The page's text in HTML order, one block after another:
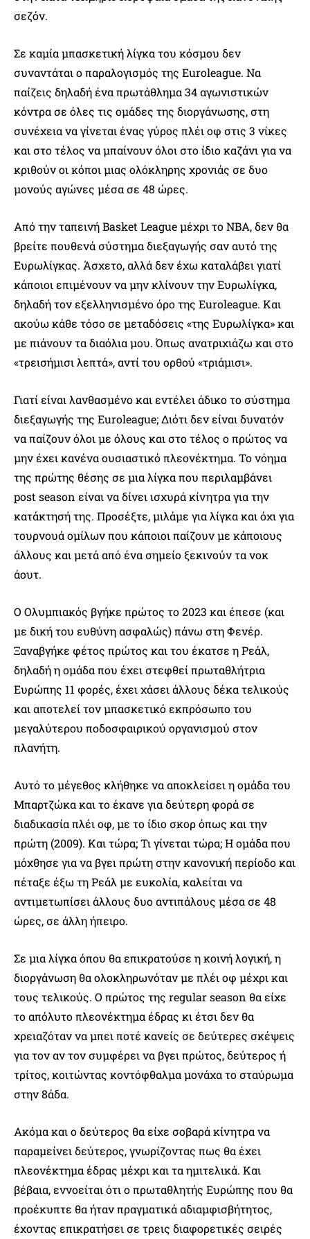
σεζόν.
Σε καμία μπασκετική λίγκα του κόσμου δεν
συναντάται ο παραλογισμός της Euroleague. Να
παίζεις δηλαδή ένα πρωτάθλημα 34 αγωνιστικών
κόντρα σε όλες τις ομάδες της διοργάνωσης, στη
συνέχεια να γίνεται ένας γύρος πλέι οφ στις 3 νίκες
και στο τέλος να μπαίνουν όλοι στο ίδιο καζάνι για να
κριθούν οι κόποι μιας ολόκληρης χρονιάς σε δυο
μονούς αγώνες μέσα σε 48 ώρες.
Από την ταπεινή Basket League μέχρι το NBA, δεν θα
βρείτε πουθενά σύστημα διεξαγωγής σαν αυτό της
Ευρωλίγκας. Άσχετο, αλλά δεν έχω καταλάβει γιατί
κάποιοι επιμένουν να μην κλίνουν την Ευρωλίγκα,
δηλαδή τον εξελληνισμένο όρο της Euroleague. Και
ακούω κάθε τόσο σε μεταδόσεις «της Ευρωλίγκα» και
με πιάνουν τα διαόλια μου. Όπως ανατριχιάζω και στο
«τρεισήμισι λεπτά», αντί του ορθού «τριάμισι».
Γιατί είναι λανθασμένο και εντέλει άδικο το σύστημα
διεξαγωγής της Euroleague; Διότι δεν είναι δυνατόν
να παίζουν όλοι με όλους και στο τέλος ο πρώτος να
μην έχει κανένα ουσιαστικό πλεονέκτημα. Το νόημα
της πρώτης θέσης σε μια λίγκα που περιλαμβάνει
post season είναι να δίνει ισχυρά κίνητρα για την
κατάκτησή της. Προσέξτε, μιλάμε για λίγκα και όχι για
τουρνουά ομίλων που κάποιοι παίζουν με κάποιους
άλλους και μετά από ένα σημείο ξεκινούν τα νοκ
άουτ.
Ο Ολυμπιακός βγήκε πρώτος το 2023 και έπεσε (και
με δική του ευθύνη ασφαλώς) πάνω στη Φενέρ.
Ξαναβγήκε φέτος πρώτος και του έκατσε η Ρεάλ,
δηλαδή η ομάδα που έχει στεφθεί πρωταθλήτρια
Ευρώπης 11 φορές, έχει χάσει άλλους δέκα τελικούς
και αποτελεί τον μπασκετικό εκπρόσωπο του
μεγαλύτερου ποδοσφαιρικού οργανισμού στον
πλανήτη.
Αυτό το μέγεθος κλήθηκε να αποκλείσει η ομάδα του
Μπαρτζώκα και το έκανε για δεύτερη φορά σε
διαδικασία πλέι οφ, με το ίδιο σκορ όπως και την
πρώτη (2009). Και τώρα; Τι γίνεται τώρα; Η ομάδα που
μόχθησε για να βγει πρώτη στην κανονική περίοδο και
πέταξε έξω τη Ρεάλ με ευκολία, καλείται να
αντιμετωπίσει άλλους δυο αντιπάλους μέσα σε 48
ώρες, σε άλλη ήπειρο.
Σε μια λίγκα όπου θα επικρατούσε η κοινή λογική, η
διοργάνωση θα ολοκληρωνόταν με πλέι οφ μέχρι και
τους τελικούς. Ο πρώτος της regular season θα είχε
το απόλυτο πλεονέκτημα έδρας κι έτσι δεν θα
χρειαζόταν να μπει ποτέ κανείς σε δεύτερες σκέψεις
για τον αν τον συμφέρει να βγει πρώτος, δεύτερος ή
τρίτος, κοιτώντας κοντόφθαλμα μονάχα το σταύρωμα
στην 8άδα.
Ακόμα και ο δεύτερος θα είχε σοβαρά κίνητρα να
παραμείνει δεύτερος, γνωρίζοντας πως θα έχει
πλεονέκτημα έδρας μέχρι και τα ημιτελικά. Και
βέβαια, εννοείται ότι ο πρωταθλητής Ευρώπης που θα
προέκυπτε θα ήταν πραγματικά αδιαμφισβήτητος,
έχοντας επικρατήσει σε τρεις διαφορετικές σειρές